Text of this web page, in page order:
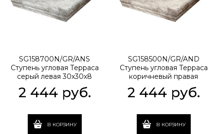
SG158700N/GR/ANS
Ступень угловая Терраса
серый левая 30х30х8
2 444 руб.
В КОРЗИНУ
SG158500N/GR/AND
Ступень угловая Терраса
коричневый правая
2 444 руб.
В КОРЗИНУ